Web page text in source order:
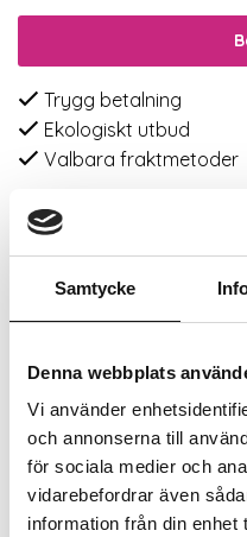
Samtycke
Denna webbplats
Vi använder
och annonserna till
för sociala medier och
vidarebefordrar även
information från din
Trygg betalning
Ekologiskt utbud
Valbara fraktmetoder
Recensioner
Om tillverkaren